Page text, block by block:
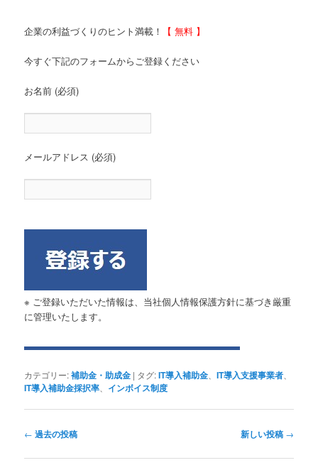
企業の利益づくりのヒント満載！ 【 無料 】
今すぐ下記のフォームからご登録ください
お名前 (必須)
メールアドレス (必須)
※ ご登録いただいた情報は、当社個人情報保護方針に基づき厳重
に管理いたします。
カテゴリー:補助金・助成金 | タグ:IT導入補助金 、IT導入支援事業者
IT導入補助金採択率 インボイス制度
投
ナ
← 過去の投稿 新しい投稿 →